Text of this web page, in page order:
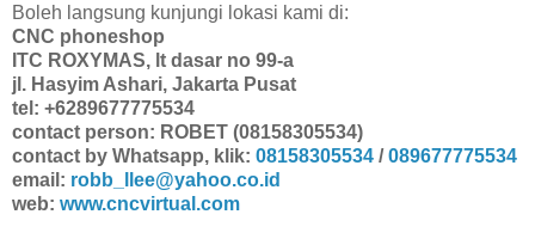
Boleh langsung kunjungi lokasi kami di:
CNC phoneshop
ITC ROXYMAS, lt dasar no 99-a
jl. Hasyim Ashari, Jakarta Pusat
tel: +6289677775534
contact person: ROBET (08158305534)
contact by Whatsapp, klik: 08158305534 /089677775534
email: robb_llee@yahoo.co.id
web: www.cncvirtual.com